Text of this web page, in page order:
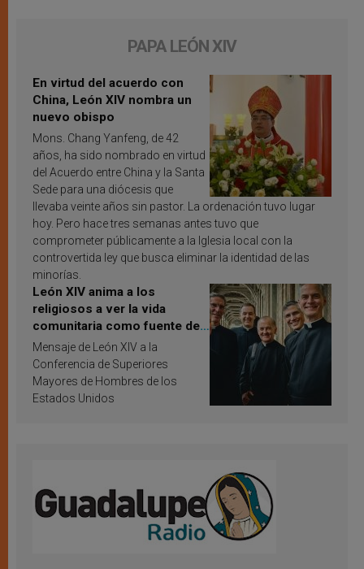
PAPA LEÓN XIV
En virtud del acuerdo con
China, León XIV nombra un
nuevo obispo
Mons. Chang Yanfeng, de 42
años, ha sido nombrado en virtud
del Acuerdo entre China y la Santa
Sede para una diócesis que
llevaba veinte años sin pastor. La ordenación tuvo lugar
hoy. Pero hace tres semanas antes tuvo que
comprometer públicamente a la Iglesia local con la
controvertida ley que busca eliminar la identidad de las
minorías.
León XIV anima a los
religiosos a ver la vida
comunitaria como fuente de
inspiración y santificación
Mensaje de León XIV a la
Conferencia de Superiores
Mayores de Hombres de los
Estados Unidos